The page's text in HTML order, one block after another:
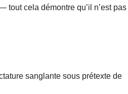
tout cela démontre qu’il n’est pas
sanglante sous prétexte de